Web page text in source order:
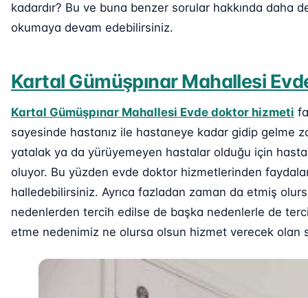
kadardır? Bu ve buna benzer sorular hakkında daha
okumaya devam edebilirsiniz.
Kartal Gümüşpınar Mahallesi
Kartal Gümüşpınar Mahallesi Evde doktor hizmeti
sayesinde hastanız ile hastaneye kadar gidip gelme
yatalak ya da yürüyemeyen hastalar olduğu için
oluyor. Bu yüzden evde doktor hizmetlerinden
halledebilirsiniz. Ayrıca fazladan zaman da etmiş
nedenlerden tercih edilse de başka nedenlerle de
etme nedenimiz ne olursa olsun hizmet verecek olan